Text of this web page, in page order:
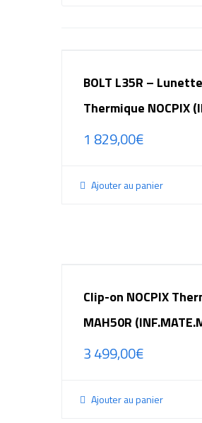
BOLT L35R –
Thermique NOCPIX
1 829,00€
Ajouter au panier
Clip-on NOCPIX
MAH50R
3 499,00€
Ajouter au panier